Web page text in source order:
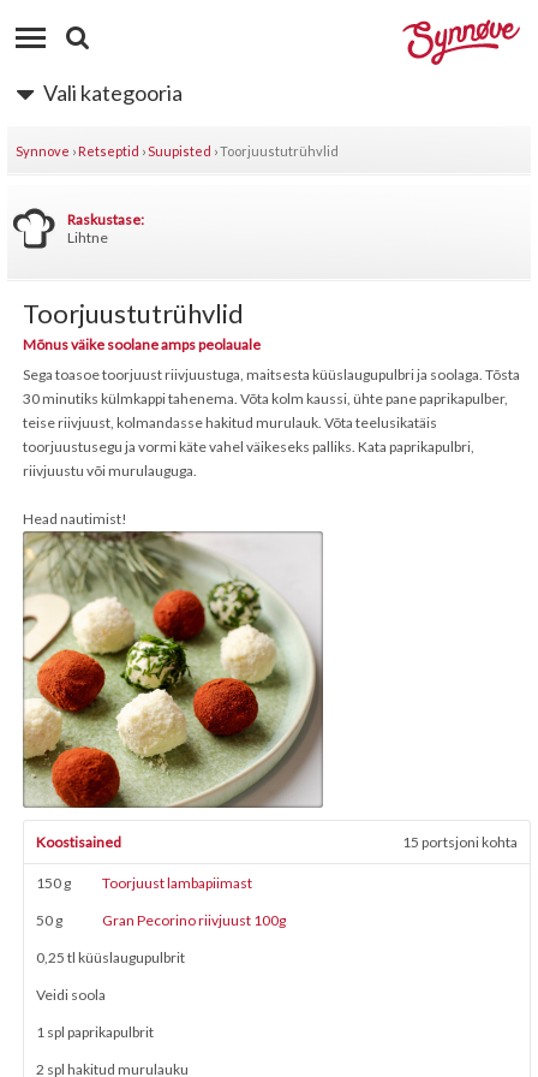
Vali kategooria
Synnove ›Retseptid ›Suupisted ›Toorjuustutrühvlid
Raskustase:
Lihtne
Toorjuustutrühvlid
Mõnus väike soolane amps peolauale
Sega toasoe toorjuust riivjuustuga, maitsesta küüslaugupulbri ja soolaga. Tõsta
30 minutiks külmkappi tahenema. Võta kolm kaussi, ühte pane paprikapulber,
teise riivjuust, kolmandasse hakitud murulauk. Võta teelusikatäis
toorjuustusegu ja vormi käte vahel väikeseks palliks. Kata paprikapulbri,
riivjuustu või murulauguga.
Head nautimist!
15 portsjoni kohta
Koostisained
150 g Toorjuust lambapiimast
50 g Gran Pecorino riivjuust 100g
0,25 tl küüslaugupulbrit
Veidi soola
1 spl paprikapulbrit
2 spl hakitud murulauku